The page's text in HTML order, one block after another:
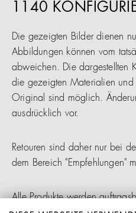
1140
Die gezeigten Bilder dienen
Abbildungen können vom
abweichen. Die dargestellten
die gezeigten Materialien und
Original sind möglich.
ausdrücklich vor.
Retouren sind daher nur bei
dem Bereich "Empfehlungen"
Alle Produkte werden